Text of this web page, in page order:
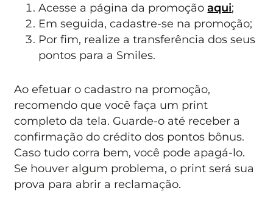
Acesse a página da promoçãoaqui;
Em seguida, cadastre-se na promoção;
Por fim, realize a transferência dos seus
pontos para a Smiles.
Ao efetuar o cadastro na promoção,
recomendo que você faça um print
completo da tela. Guarde-o até receber a
confirmação do crédito dos pontos bônus.
Caso tudo corra bem, você pode apagá-lo.
Se houver algum problema, o print será sua
prova para abrir a reclamação.